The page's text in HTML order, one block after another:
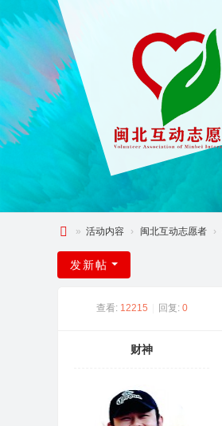
闽
北
» 活动内容 › 闽北互动志愿者 ›
发新帖
查看: 12215 回复: 0
财神